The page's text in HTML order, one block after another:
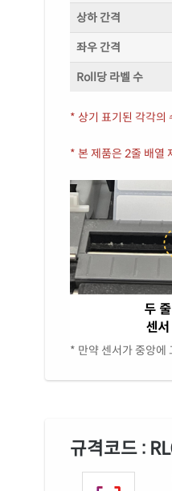
상하 간격
좌우 간격
Roll당 라벨 수
* 상기 표기된 각각의
* 본 제품은 2줄 배열
* 만약 센서가 중앙에
규격코드 :